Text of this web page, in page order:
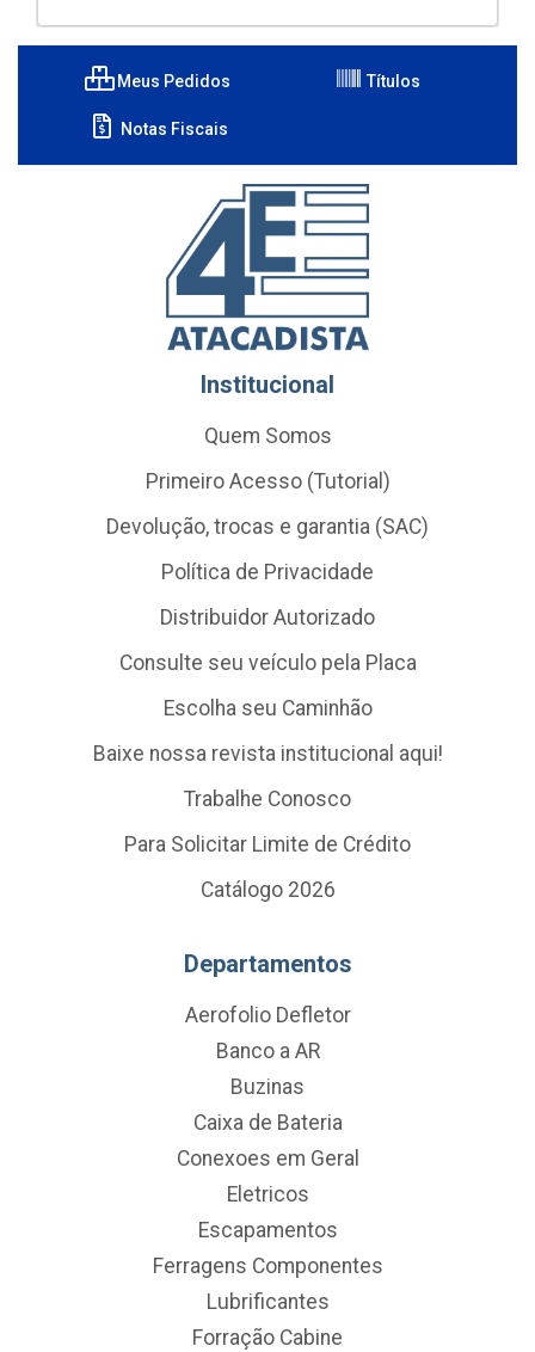
Meus Pedidos Títulos
Notas Fiscais
Institucional
Quem Somos
Primeiro Acesso (Tutorial)
Devolução, trocas e garantia (SAC)
Política de Privacidade
Distribuidor Autorizado
Consulte seu veículo pela Placa
Escolha seu Caminhão
Baixe nossa revista institucional aqui!
Trabalhe Conosco
Para Solicitar Limite de Crédito
Catálogo 2026
Departamentos
Aerofolio Defletor
Banco a AR
Buzinas
Caixa de Bateria
Conexoes em Geral
Eletricos
Escapamentos
Ferragens Componentes
Lubrificantes
Forração Cabine